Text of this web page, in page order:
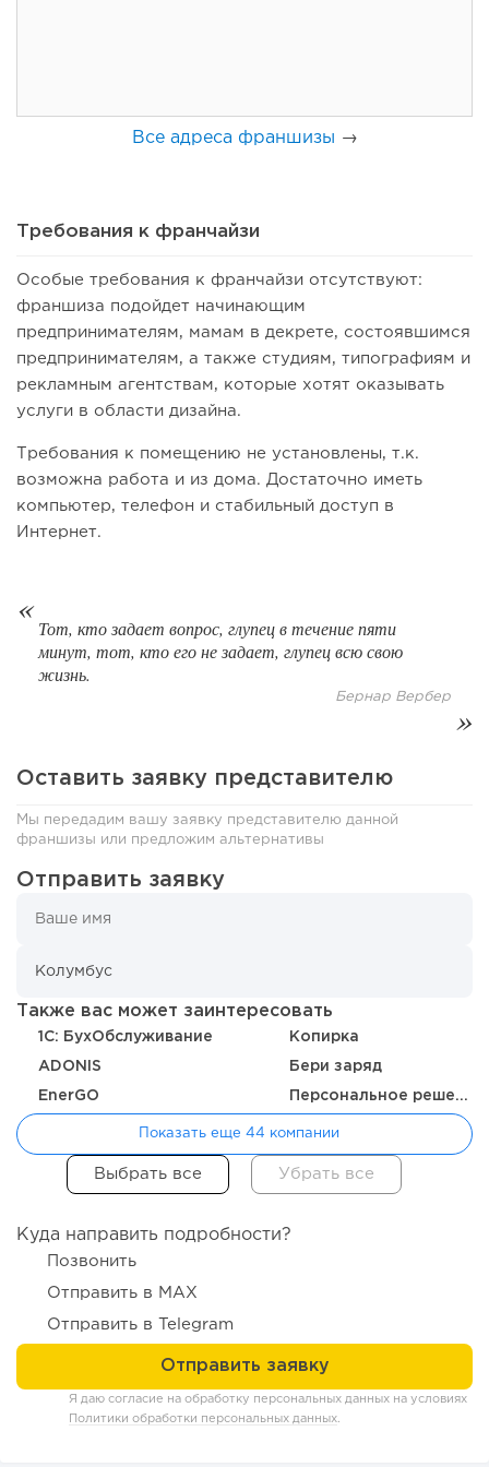
Coffee Way приступил к масштабированию собственной
модели производства...
137
215
196 14 2
Все адреса франшизы →
Требования к франчайзи
Особые требования к франчайзи отсутствуют:
франшиза подойдет начинающим
предпринимателям, мамам в декрете, состоявшимся
предпринимателям, а также студиям, типографиям и
рекламным агентствам, которые хотят оказывать
услуги в области дизайна.
Требования к помещению не установлены, т.к.
возможна работа и из дома. Достаточно иметь
компьютер, телефон и стабильный доступ в
Интернет.
Тот, кто задает вопрос, глупец в течение пяти
минут, тот, кто его не задает, глупец всю свою
жизнь.
Бернар Вербер
Оставить заявку представителю
Мы передадим вашу заявку представителю данной
франшизы или предложим альтернативы
Отправить заявку
Также вас может заинтересовать
1C: БухОбслуживание Копирка
ADONIS Бери заряд
EnerGO Персональное решение
Показать еще 44 компании
Куда направить подробности?
Позвонить
Отправить в MAX
Отправить в Telegram
Я даю согласие на обработку персональных данных на условиях
Политики обработки персональных данных.